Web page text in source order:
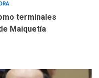
terminales
Maiquetía